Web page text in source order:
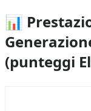
📊
(punteggi